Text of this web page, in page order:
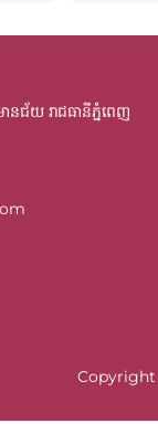
នជ័យ រាជធានីភ្នំពេញ
Copyright